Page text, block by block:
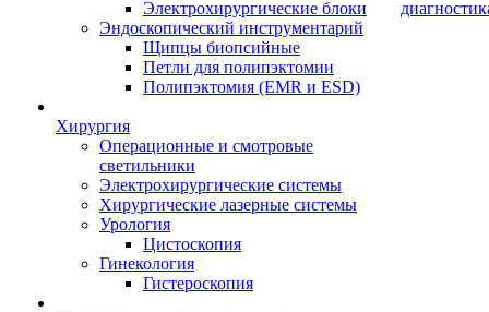
Электрохирургические блоки
Эндоскопический инструментарий
Щипцы биопсийные
Петли для полипэктомии
Полипэктомия (EMR и ESD)
Хирургия
Операционные и смотровые
светильники
Электрохирургические системы
Хирургические лазерные системы
Урология
Цистоскопия
Гинекология
Гистероскопия